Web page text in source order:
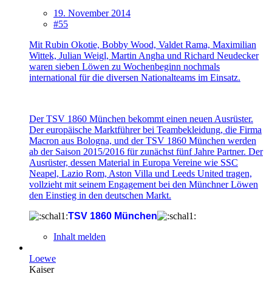
19. November 2014
#55
Mit Rubin Okotie, Bobby Wood, Valdet Rama, Maximilian
Wittek, Julian Weigl, Martin Angha und Richard Neudecker
waren sieben Löwen zu Wochenbeginn nochmals
international für die diversen Nationalteams im Einsatz.
Der TSV 1860 München bekommt einen neuen Ausrüster.
Der europäische Marktführer bei Teambekleidung, die Firma
Macron aus Bologna, und der TSV 1860 München werden
ab der Saison 2015/2016 für zunächst fünf Jahre Partner. Der
Ausrüster, dessen Material in Europa Vereine wie SSC
Neapel, Lazio Rom, Aston Villa und Leeds United tragen,
vollzieht mit seinem Engagement bei den Münchner Löwen
den Einstieg in den deutschen Markt.
TSV 1860 München
Inhalt melden
Loewe
Kaiser